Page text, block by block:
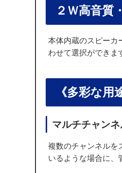
２Ｗ高音質
本体内蔵のスピーカ
わせて選択ができま
《多彩な
マルチチャン
複数のチャンネルを
いるような場合に、